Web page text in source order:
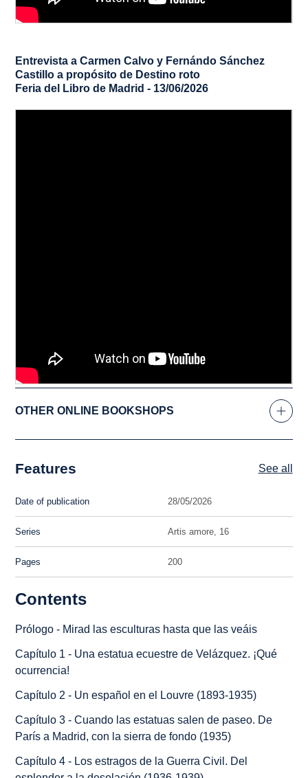
Entrevista a Carmen Calvo y Fernándo Sánchez
Castillo a propósito de Destino roto
Feria del Libro de Madrid - 13/06/2026
OTHER ONLINE BOOKSHOPS
Features See all
Date of publication 28/05/2026
Series Artis amore, 16
Pages 200
Contents
Prólogo - Mirad las esculturas hasta que las veáis
Capítulo 1 - Una estatua ecuestre de Velázquez. ¡Qué
ocurrencia!
Capítulo 2 - Un español en el Louvre (1893-1935)
Capítulo 3 - Cuando las estatuas salen de paseo. De
París a Madrid, con la sierra de fondo (1935)
Capítulo 4 - Los estragos de la Guerra Civil. Del